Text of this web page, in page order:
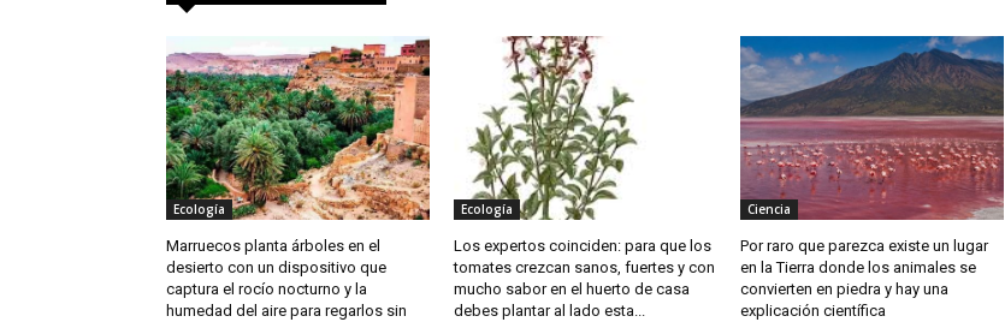
Ecología
Marruecos planta árboles en el
desierto con un dispositivo que
captura el rocío nocturno y la
humedad del aire para regarlos sin
Ecología
Los expertos coinciden: para que los
tomates crezcan sanos, fuertes y con
mucho sabor en el huerto de casa
debes plantar al lado esta...
Ciencia
Por raro que parezca existe un lugar
en la Tierra donde los animales se
convierten en piedra y hay una
explicación científica